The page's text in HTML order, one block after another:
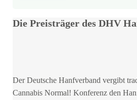
Die Preisträger des DHV
Der Deutsche Hanfverband vergibt
Cannabis Normal! Konferenz den